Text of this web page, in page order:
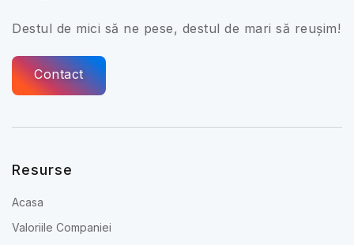
Destul de mici să ne pese, destul de mari să reușim!
Contact
Resurse
Acasa
Valoriile Companiei